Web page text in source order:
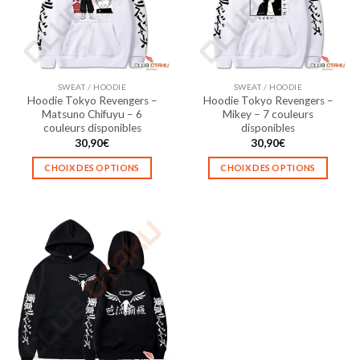
peuvent
être
choisies
page
du
produit
peuvent
être
choisies
sur
page
du
produit
SWEAT / HOODIE
Hoodie Tokyo Revengers –
Matsuno Chifuyu – 6
couleurs disponibles
30,90€
CHOIX DES OPTIONS
plusieurs
variations.
Les
options
peuvent
être
choisies
sur
SWEAT / HOODIE
Hoodie Tokyo Revengers –
Mikey – 7 couleurs
disponibles
30,90€
CHOIX DES OPTIONS